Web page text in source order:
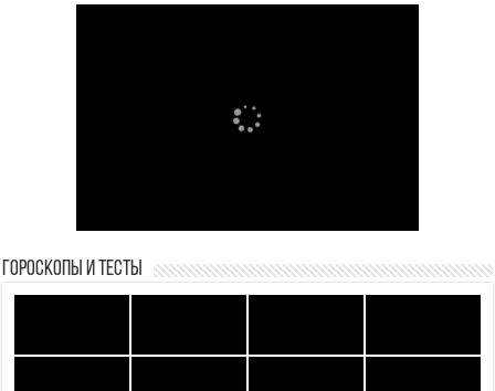
Гороскопы и Тесты